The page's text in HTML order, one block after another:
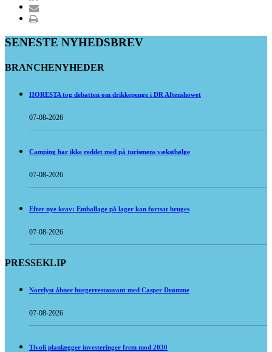
SENESTE NYHEDSBREV
BRANCHENYHEDER
HORESTA tog debatten om drikkepenge i DR Aftenshowet
07-08-2026
Camping har ikke reddet med på turismens vækstbølge
07-08-2026
Efter nye krav: Emballage på lager kan fortsat bruges
07-08-2026
PRESSEKLIP
Norrlyst åbner burgerrestaurant med Casper Drømme
07-08-2026
Tivoli planlægger investeringer frem mod 2030